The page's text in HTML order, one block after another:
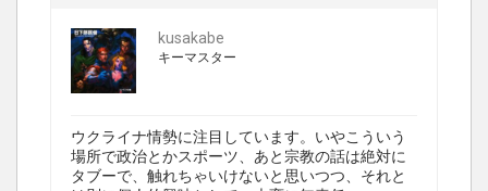
kusakabe
キーマスター
ウクライナ情勢に注目しています。いやこういう
場所で政治とかスポーツ、あと宗教の話は絶対に
タブーで、触れちゃいけないと思いつつ、それと